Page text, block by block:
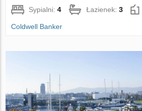
Sypialni:4 Łazienek:3
Coldwell Banker